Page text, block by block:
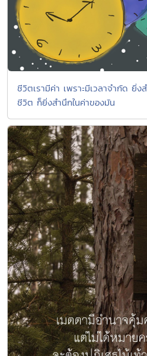
ชีวิตเรามีค่า เพราะมีเวลาจำกัด ยิ่ง
ชีวิต ก็ยิ่งสำนึกในค่าของมัน